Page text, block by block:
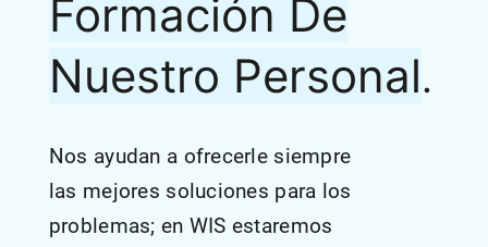
Formación De
Nuestro Personal.
Nos ayudan a ofrecerle siempre
las mejores soluciones para los
problemas; en WIS estaremos